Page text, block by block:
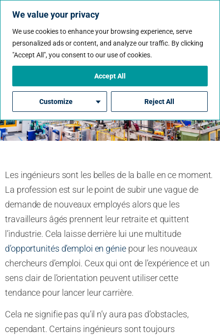
We value your privacy
We use cookies to enhance your browsing experience, serve
personalized ads or content, and analyze our traffic. By clicking
"Accept All", you consent to our use of cookies.
Customize Reject All
Accept All
Les Meilleurs Emplois En
Génie Au Canada
Par Jennifer Kennedy
Les ingénieurs sont les belles de la balle en ce moment.
La profession est sur le point de subir une vague de
demande de nouveaux employés alors que les
travailleurs âgés prennent leur retraite et quittent
l’industrie. Cela laisse derrière lui une multitude
d’opportunités d’emploi en géniepour les nouveaux
chercheurs d’emploi. Ceux qui ont de l’expérience et un
sens clair de l’orientation peuvent utiliser cette
tendance pour lancer leur carrière.
Cela ne signifie pas qu’il n’y aura pas d’obstacles,
cependant. Certains ingénieurs sont toujours